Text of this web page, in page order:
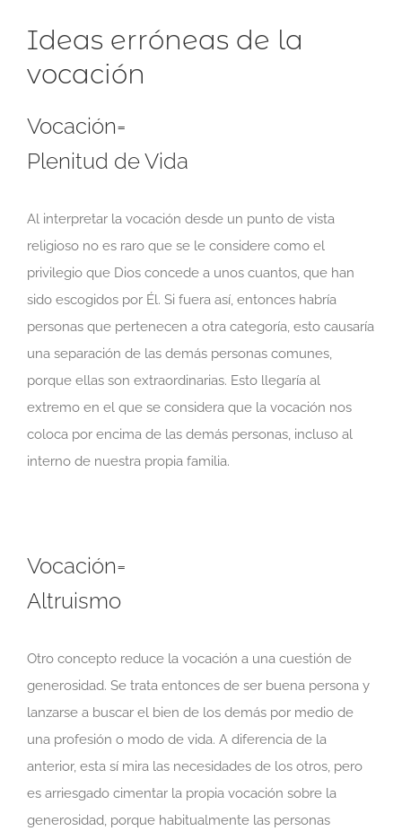
Ideas erróneas de la
vocación
Vocación=
Plenitud de Vida
Al interpretar la vocación desde un punto de vista
religioso no es raro que se le considere como el
privilegio que Dios concede a unos cuantos, que han
sido escogidos por Él. Si fuera así, entonces habría
personas que pertenecen a otra categoría, esto causaría
una separación de las demás personas comunes,
porque ellas son extraordinarias. Esto llegaría al
extremo en el que se considera que la vocación nos
coloca por encima de las demás personas, incluso al
interno de nuestra propia familia.
Vocación=
Altruismo
Otro concepto reduce la vocación a una cuestión de
generosidad. Se trata entonces de ser buena persona y
lanzarse a buscar el bien de los demás por medio de
una profesión o modo de vida. A diferencia de la
anterior, esta sí mira las necesidades de los otros, pero
es arriesgado cimentar la propia vocación sobre la
generosidad, porque habitualmente las personas